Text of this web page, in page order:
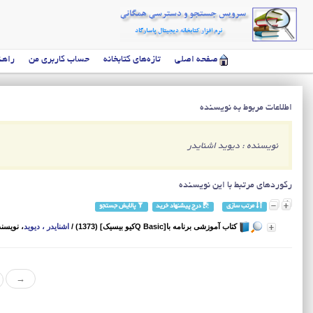
صفحه اصلی تازه‌های کتابخانه حساب کاربری من
اطلاعات مربوط به نویسنده
نویسنده : دیوید اشنایدر
رکوردهای مرتبط با این نویسنده
مرتب سازی درج پیشنهاد خرید پالایش جستجو
کتاب آموزشی برنامه با[Q Basicکیو بیسیک] (1373) / اشنایدر ، دیوید،
→